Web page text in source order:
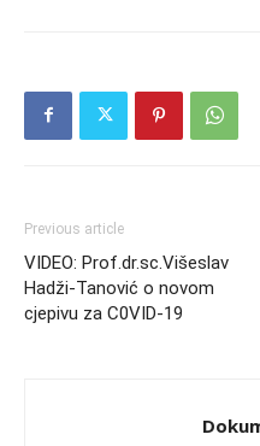
Previous article
VIDEO: Prof.dr.sc.Višeslav
Hadži-Tanović o novom
cjepivu za C0VID-19